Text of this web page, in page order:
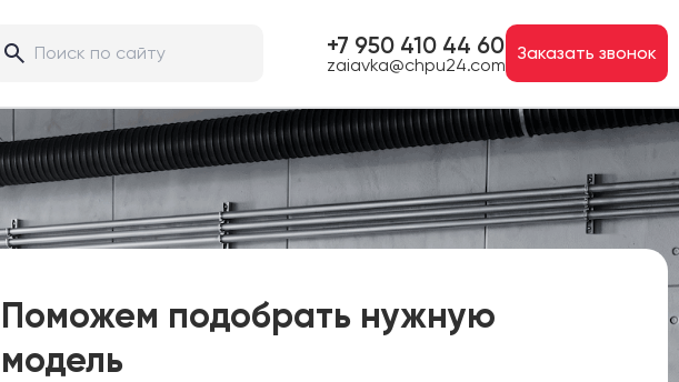
+7 950 410 44 60
zaiavka@chpu24.com
Заказать звонок
Поможем подобрать нужную
модель